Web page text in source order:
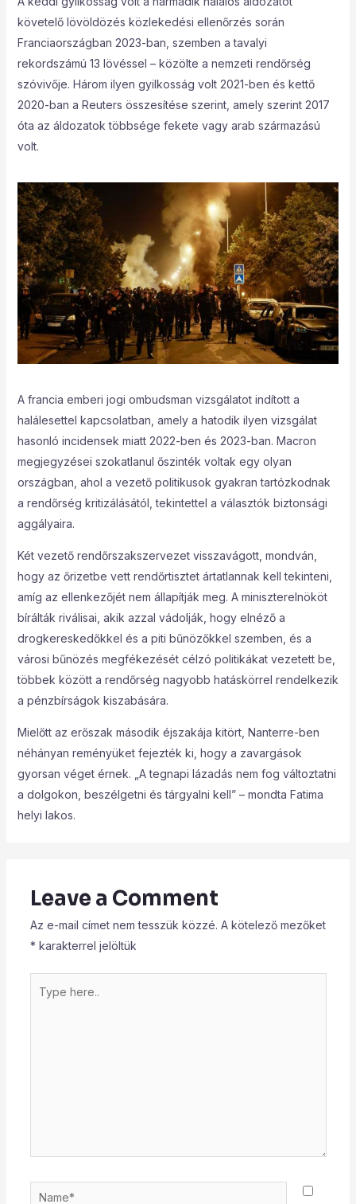
követelő lövöldözés közlekedési ellenőrzés során
Franciaországban 2023-ban, szemben a tavalyi
rekordszámú 13 lövéssel – közölte a nemzeti rendőrség
szóvivője. Három ilyen gyilkosság volt 2021-ben és kettő
2020-ban a Reuters összesítése szerint, amely szerint 2017
óta az áldozatok többsége fekete vagy arab származású
volt.
A francia emberi jogi ombudsman vizsgálatot indított a
halálesettel kapcsolatban, amely a hatodik ilyen vizsgálat
hasonló incidensek miatt 2022-ben és 2023-ban. Macron
megjegyzései szokatlanul őszinték voltak egy olyan
országban, ahol a vezető politikusok gyakran tartózkodnak
a rendőrség kritizálásától, tekintettel a választók biztonsági
aggályaira.
Két vezető rendőrszakszervezet visszavágott, mondván,
hogy az őrizetbe vett rendőrtisztet ártatlannak kell tekinteni,
amíg az ellenkezőjét nem állapítják meg. A miniszterelnököt
bírálták riválisai, akik azzal vádolják, hogy elnéző a
drogkereskedőkkel és a piti bűnözőkkel szemben, és a
városi bűnözés megfékezését célzó politikákat vezetett be,
többek között a rendőrség nagyobb hatáskörrel rendelkezik
a pénzbírságok kiszabására.
Mielőtt az erőszak második éjszakája kitört, Nanterre-ben
néhányan reményüket fejezték ki, hogy a zavargások
gyorsan véget érnek. „A tegnapi lázadás nem fog változtatni
a dolgokon, beszélgetni és tárgyalni kell” – mondta Fatima
helyi lakos.
Leave a Comment
Az e-mail címet nem tesszük közzé. A kötelező mezőket
* karakterrel jelöltük
here..
Name*